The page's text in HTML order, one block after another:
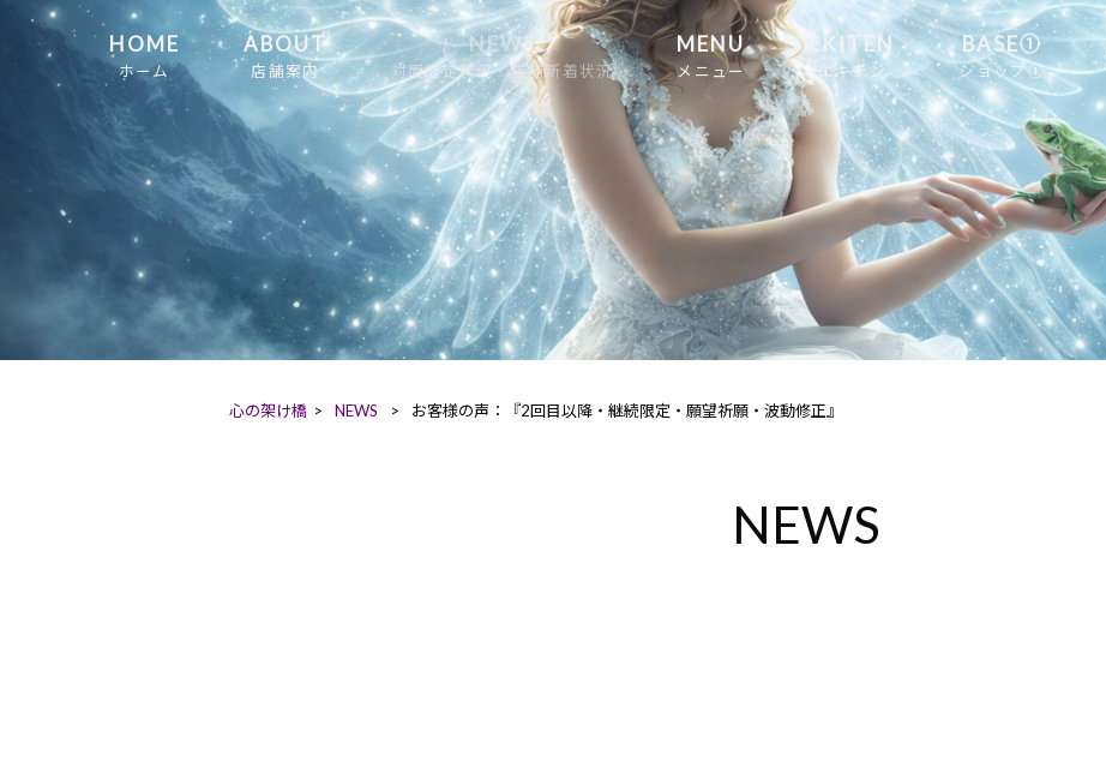
HOME
ホーム
ABOUT
店舗案内
NEWS
対面鑑定状況・店舗新着状況
MENU
メニュー
EKITEN
エキテン
BASE①
ショップ①
心の架け橋 > NEWS > お客様の声：『2回目以降・継続限定・願望祈願・波動修正』
NEWS